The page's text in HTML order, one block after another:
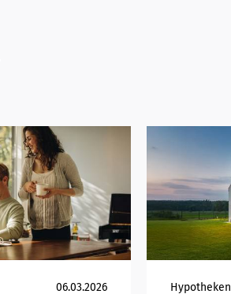
06.03.2026 Hypotheken